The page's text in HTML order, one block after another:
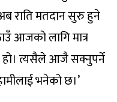
राति मतदान सुरु हुने
आजको लागि मात्र
हो। त्यसैले आजै सक्नुपर्ने
भनेको छ।’